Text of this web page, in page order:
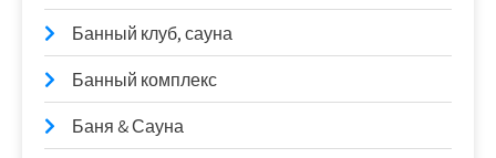
Банный клуб, сауна
Банный комплекс
Баня & Сауна